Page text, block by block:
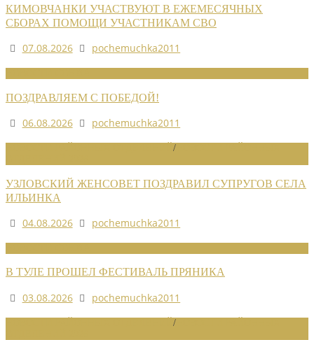
КИМОВЧАНКИ УЧАСТВУЮТ В ЕЖЕМЕСЯЧНЫХ
СБОРАХ ПОМОЩИ УЧАСТНИКАМ СВО
07.08.2026
pochemuchka2011
ПОЗДРАВЛЯЕМ С ПОБЕДОЙ!
06.08.2026
pochemuchka2011
/
УЗЛОВСКИЙ ЖЕНСОВЕТ ПОЗДРАВИЛ СУПРУГОВ СЕЛА
ИЛЬИНКА
04.08.2026
pochemuchka2011
В ТУЛЕ ПРОШЕЛ ФЕСТИВАЛЬ ПРЯНИКА
03.08.2026
pochemuchka2011
/